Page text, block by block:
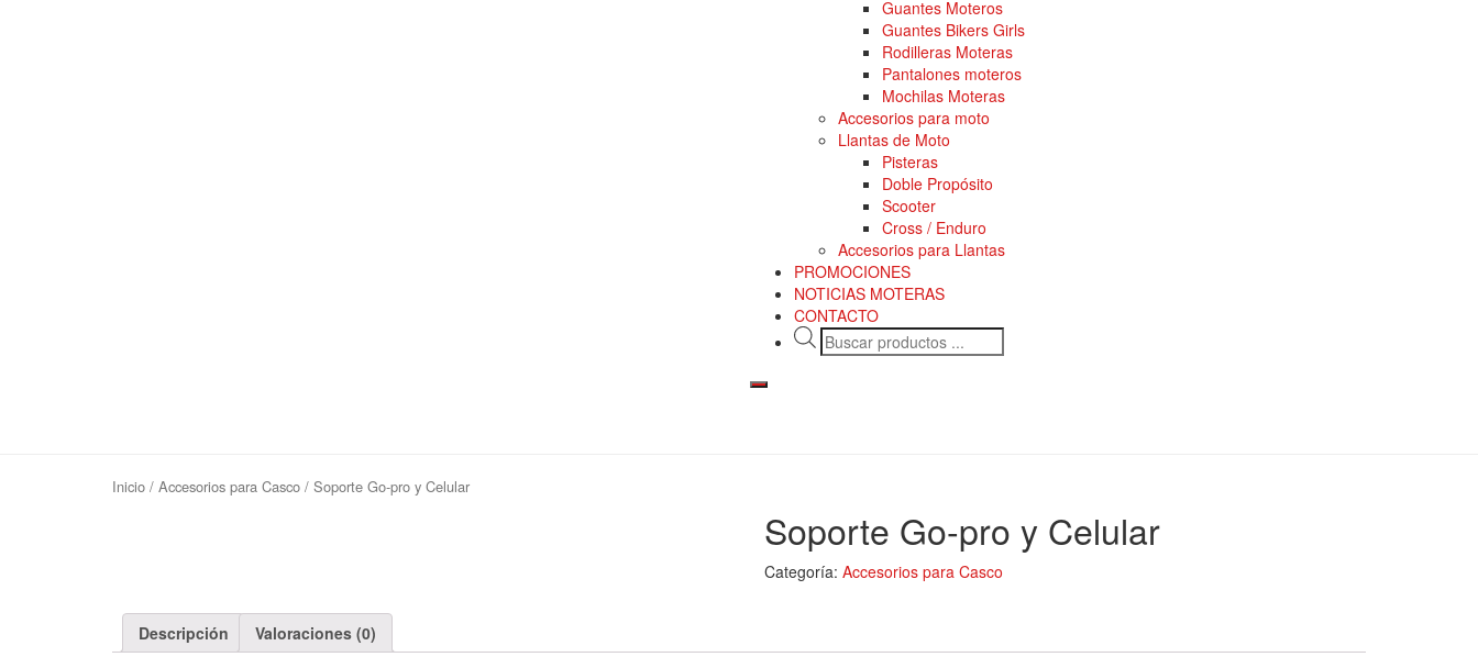
Guantes Moteros
Guantes Bikers Girls
Rodilleras Moteras
Pantalones moteros
Mochilas Moteras
Accesorios para moto
Llantas de Moto
Pisteras
Doble Propósito
Scooter
Cross / Enduro
Accesorios para Llantas
PROMOCIONES
NOTICIAS MOTERAS
CONTACTO
Menú
Inicio / Accesorios para Casco / Soporte Go-pro y Celular
Soporte Go-pro y Celular
Categoría: Accesorios para Casco
Descripción Valoraciones (0)